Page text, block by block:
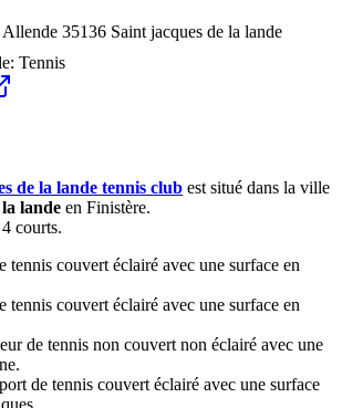
35136 Saint jacques de la lande
Tennis
de la lande tennis club est situé dans la ville
lande en Finistère.
courts.
tennis couvert éclairé avec une surface en
tennis couvert éclairé avec une surface en
de tennis non couvert non éclairé avec une
de tennis couvert éclairé avec une surface